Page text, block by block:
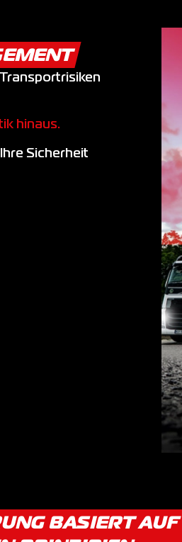
Transportrisiken
hinaus.
Sicherheit
BASIERT AUF